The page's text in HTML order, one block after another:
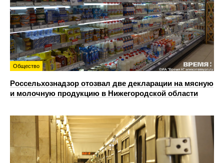
Общество
Россельхознадзор отозвал две декларации на мясную
и молочную продукцию в Нижегородской области